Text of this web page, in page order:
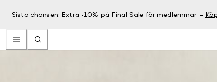
Sista chansen: Extra -10% på Final Sale för medlemmar –